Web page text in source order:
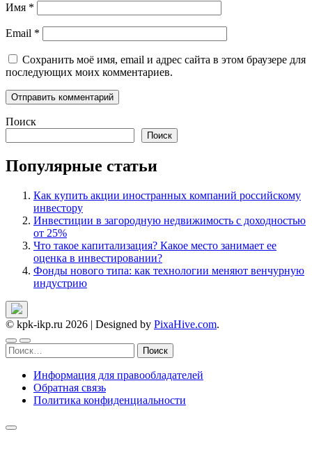
Имя *
Email *
Сохранить моё имя, email и адрес сайта в этом браузере для
последующих моих комментариев.
Поиск
Поиск
Популярные статьи
Как купить акции иностранных компаний российскому
инвестору
Инвестиции в загородную недвижимость с доходностью
от 25%
Что такое капитализация? Какое место занимает ее
оценка в инвестировании?
Фонды нового типа: как технологии меняют венчурную
индустрию
© kpk-ikp.ru 2026 | Designed by PixaHive.com.
Найти:
Информация для правообладателей
Обратная связь
Политика конфиденциальности